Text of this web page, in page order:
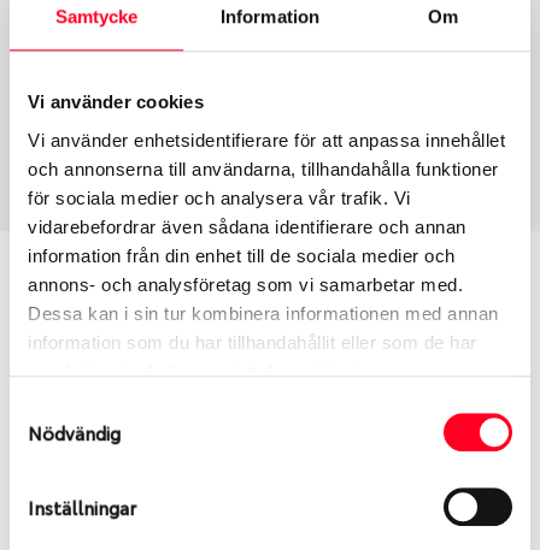
Samtycke Information Om
Vi använder cookies
Vi använder enhetsidentifierare för att anpassa innehållet
och annonserna till användarna, tillhandahålla funktioner
för sociala medier och analysera vår trafik. Vi
vidarebefordrar även sådana identifierare och annan
information från din enhet till de sociala medier och
annons- och analysföretag som vi samarbetar med.
Dessa kan i sin tur kombinera informationen med annan
information som du har tillhandahållit eller som de har
Nödvändig
Inställningar
Group
Fälg PV/C LM
Tum
15
60
Centre Diameter
160
Art nummer
8573
Passar denna fälg min bil?
Ange registreringsnummer för att se om den fälg
Ibland kan fälgen ha bytts ut under årens lopp och
inte vara samma dimension som bilen hade ut från